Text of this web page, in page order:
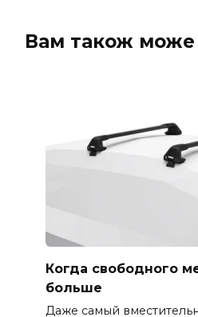
Вам також може
Когда свободного
больше
Даже самый